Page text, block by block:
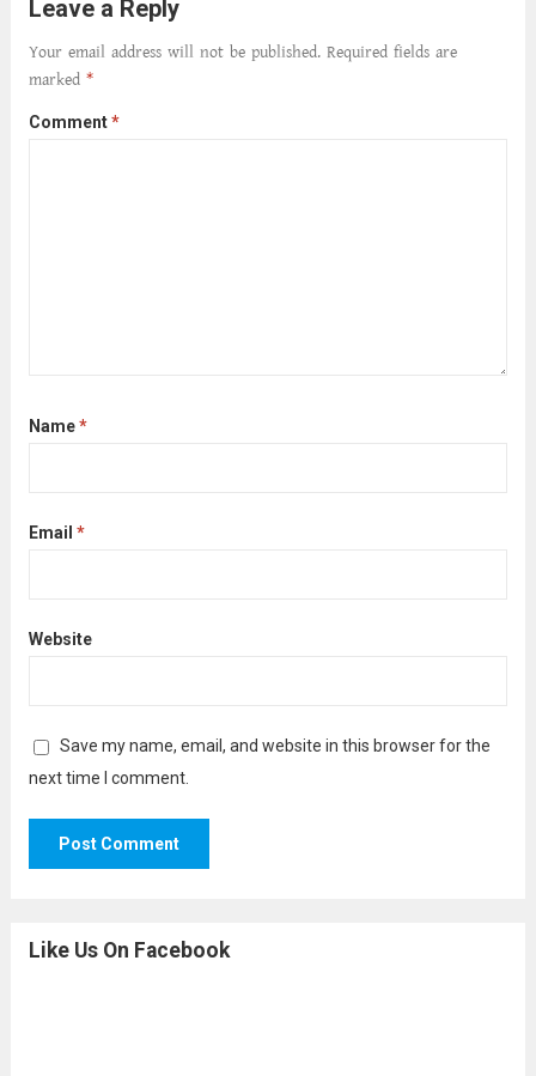
আনে আশ্বন...
Leave a Reply
Your email address will not be published. Required fields are
marked *
Comment*
Name*
Email *
Website
Save my name, email, and website in this browser for the
next time I comment.
Like Us On Facebook